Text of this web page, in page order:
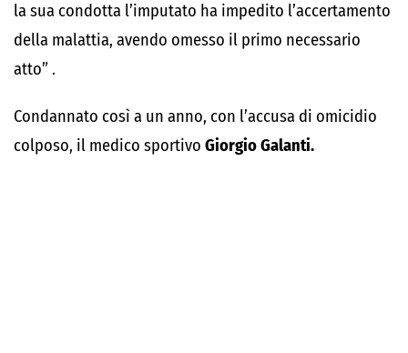
la sua condotta l’imputato ha impedito l’accertamento
della malattia, avendo omesso il primo necessario
atto” .
Condannato così a un anno, con l’accusa di omicidio
colposo, il medico sportivo Giorgio Galanti.